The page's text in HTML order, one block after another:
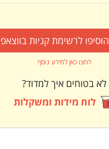
הוסיפו לרשימת קניות בווצאפ
לחצו כאן למידע נוסף
לא בטוחים איך למדוד?
לוח מידות ומשקלות